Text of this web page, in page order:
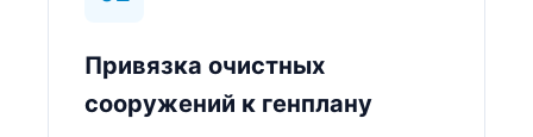
Привязка очистных
сооружений к генплану